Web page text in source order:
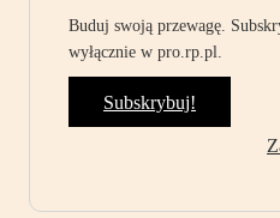
Buduj swoją przewagę.
wyłącznie w pro.rp.pl.
Subskrybuj!